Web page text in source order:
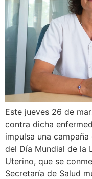
Este jueves 26 de
contra dicha
impulsa una
del Día Mundial de la
Uterino, que se
Secretaría de Salud